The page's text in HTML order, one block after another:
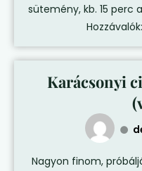
sütemény, kb. 15 perc
Karácsonyi
Nagyon finom,